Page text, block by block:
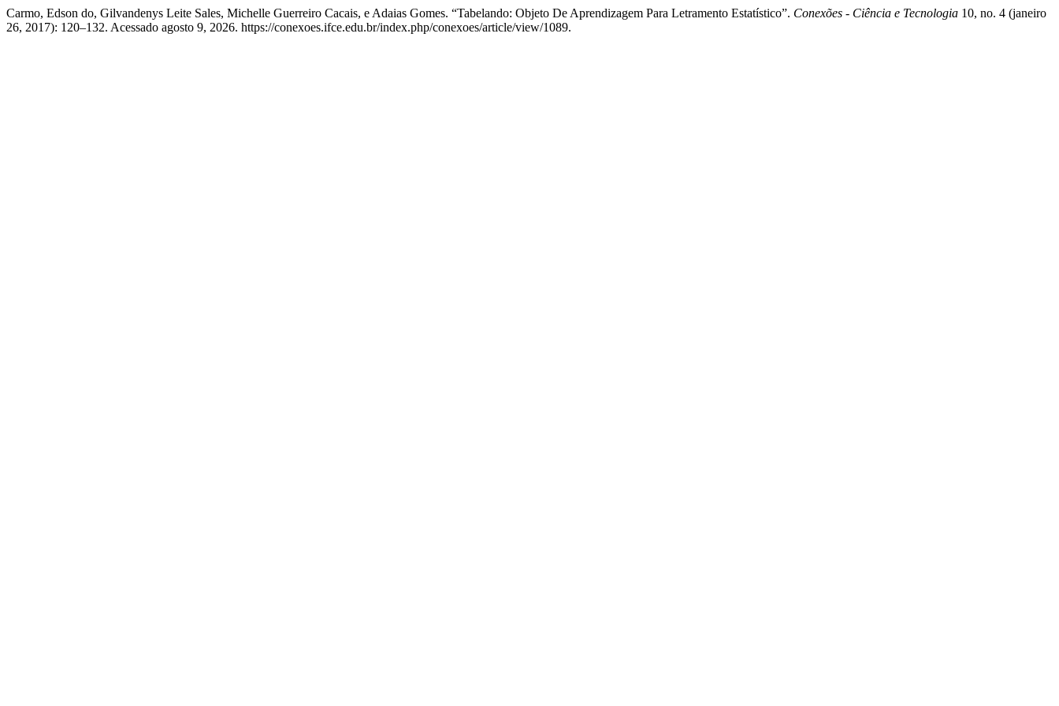
Carmo, Edson do, Gilvandenys Leite Sales, Michelle Guerreiro Cacais, e Adaias Gomes. “Tabelando: Objeto De Aprendizagem Para Letramento Estatístico”. Conexões - Ciência e Tecnologia 10, no. 4 (janeiro
26, 2017): 120–132. Acessado agosto 9, 2026. https://conexoes.ifce.edu.br/index.php/conexoes/article/view/1089.